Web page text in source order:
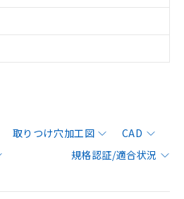
取りつけ穴加工図
CAD
規格認証/適合状況